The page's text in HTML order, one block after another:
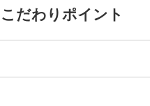
こだわりポイント